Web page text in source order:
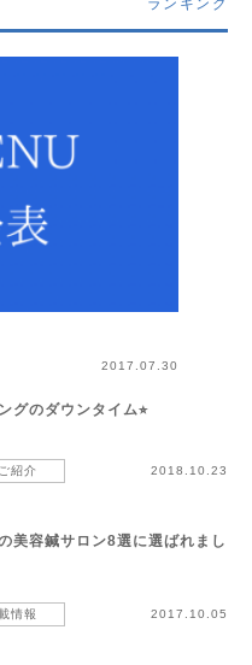
2017.07.30
グのダウンタイム⭐︎
紹介 2018.10.23
美容鍼サロン8選に選ばれまし
情報 2017.10.05